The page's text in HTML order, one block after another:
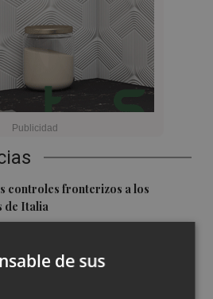
controles fronterizos a los
de Italia
con un baño de masas en su
de sus